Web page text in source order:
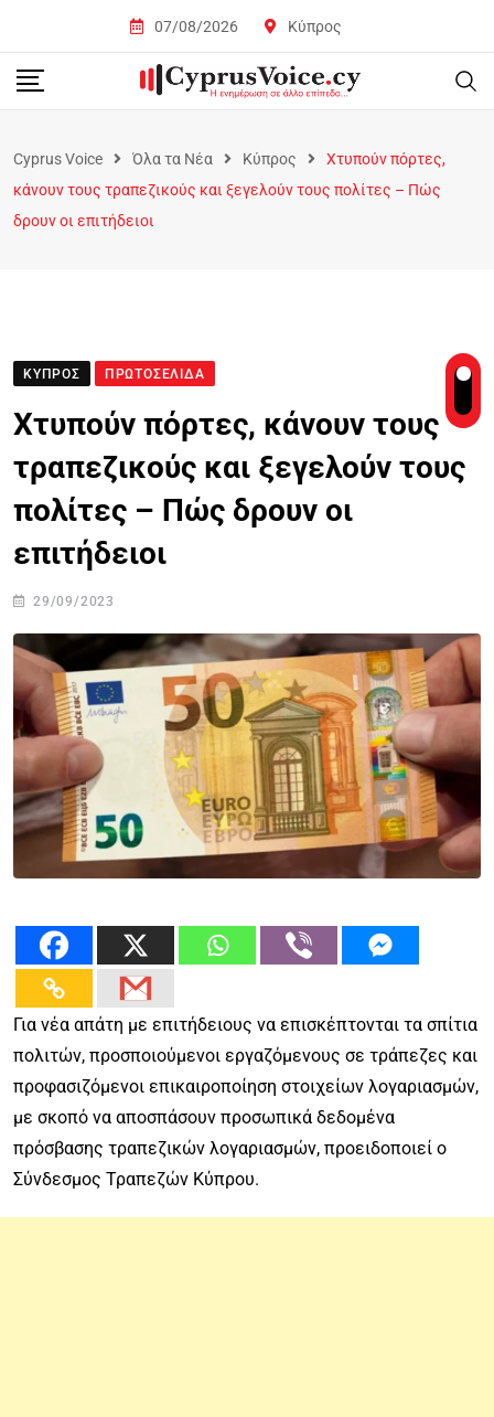
07/08/2026 Κύπρος
Cyprus Voice Όλα τα Νέα Κύπρος
Χτυπούν πόρτες,
κάνουν τους τραπεζικούς και ξεγελούν τους πολίτες – Πώς
δρουν οι επιτήδειοι
ΚΎΠΡΟΣ ΠΡΩΤΟΣΈΛΙΔΑ
Χτυπούν πόρτες, κάνουν τους
τραπεζικούς και ξεγελούν τους
πολίτες – Πώς δρουν οι
επιτήδειοι
29/09/2023
Για νέα απάτη με επιτήδειους να επισκέπτονται τα σπίτια
πολιτών, προσποιούμενοι εργαζόμενους σε τράπεζες και
προφασιζόμενοι επικαιροποίηση στοιχείων λογαριασμών,
με σκοπό να αποσπάσουν προσωπικά δεδομένα
πρόσβασης τραπεζικών λογαριασμών, προειδοποιεί ο
Σύνδεσμος Τραπεζών Κύπρου.